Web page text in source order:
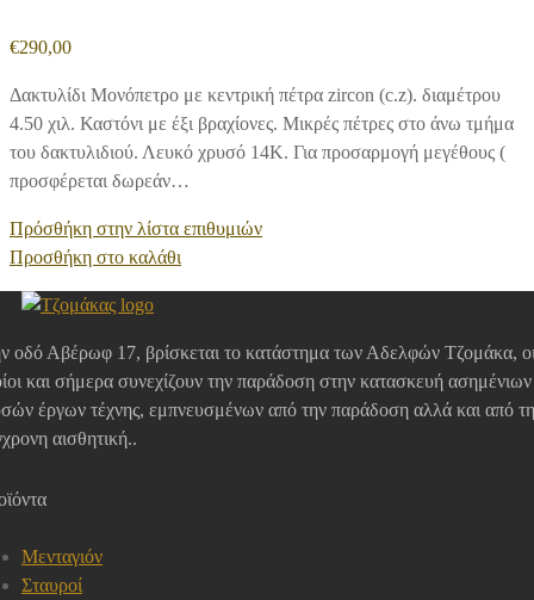
€290,00
Δακτυλίδι Μονόπετρο με κεντρική πέτρα zircon (c.z). διαμέτρου
4.50 χιλ. Καστόνι με έξι βραχίονες. Μικρές πέτρες στο άνω τμήμα
του δακτυλιδιού. Λευκό χρυσό 14Κ. Για προσαρμογή μεγέθους (
προσφέρεται δωρεάν…
Πρόσθήκη στην λίστα επιθυμιών
Προσθήκη στο καλάθι
οδό Αβέρωφ 17, βρίσκεται το κατάστημα των Αδελφών Τζομάκα,
και σήμερα συνεχίζουν την παράδοση στην κατασκευή ασημένιων
έργων τέχνης, εμπνευσμένων από την παράδοση αλλά και από
αισθητική..
Μενταγιόν
Σταυροί